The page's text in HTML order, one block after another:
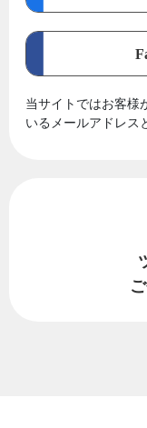
当サイトではお客様
いるメールアドレス